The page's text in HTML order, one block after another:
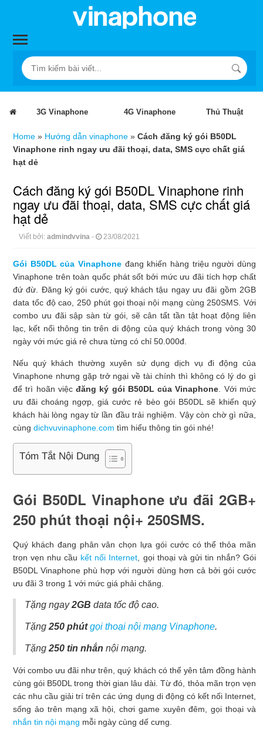
3G Vinaphone 4G Vinaphone Thủ Thuật
Home » Hướng dẫn vinaphone » Cách đăng ký gói B50DL
Vinaphone rinh ngay ưu đãi thoại, data, SMS cực chất giá
hạt dẻ
Cách đăng ký gói B50DL Vinaphone rinh
ngay ưu đãi thoại, data, SMS cực chất giá
hạt dẻ
Viết bởi: admindvvina - 23/08/2021
Gói B50DL của Vinaphone đang khiến hàng triệu người dùng
Vinaphone trên toàn quốc phát sốt bởi mức ưu đãi tích hợp chất
đứ đừ. Đăng ký gói cước, quý khách tậu ngay ưu đãi gồm 2GB
data tốc độ cao, 250 phút gọi thoại nội mạng cùng 250SMS. Với
combo ưu đãi sập sàn từ gói, sẽ cân tất tần tật hoạt động liên
lạc, kết nối thông tin trên di động của quý khách trong vòng 30
ngày với mức giá rẻ chưa từng có chỉ 50.000đ.
Nếu quý khách thường xuyên sử dụng dịch vụ đi động của
Vinaphone nhưng gặp trở ngại về tài chính thì không có lý do gì
để trì hoãn việcđăng ký gói B50DL của Vinaphone . Với mức
ưu đãi choáng ngợp, giá cước rẻ bèo gói B50DL sẽ khiến quý
khách hài lòng ngay từ lần đầu trải nghiệm. Vậy còn chờ gì nữa,
cùng dichvuvinaphone.com tìm hiểu thông tin gói nhé!
Tóm Tắt Nội Dung
Gói B50DL Vinaphone ưu đãi 2GB+
250 phút thoại nội+ 250SMS.
Quý khách đang phân vân chọn lựa gói cước có thể thỏa mãn
trọn vẹn nhu cầu kết nối Internet , gọi thoại và gửi tin nhắn? Gói
B50DL Vinaphone phù hợp với người dùng hơn cả bởi gói cước
ưu đãi 3 trong 1 với mức giá phải chăng.
Tặng ngay2GB data tốc độ cao.
Tặng 250 phút gọi thoại nội mạng Vinaphone.
Tặng 250 tin nhắn nội mạng.
Với combo ưu đãi như trên, quý khách có thể yên tâm đồng hành
cùng gói B50DL trong thời gian lâu dài. Từ đó, thỏa mãn trọn vẹn
các nhu cầu giải trí trên các ứng dụng di động có kết nối Internet,
sống ảo trên mạng xã hội, chơi game xuyên đêm, gọi thoại và
nhắn tin nội mạng mỗi ngày cùng dế cưng.